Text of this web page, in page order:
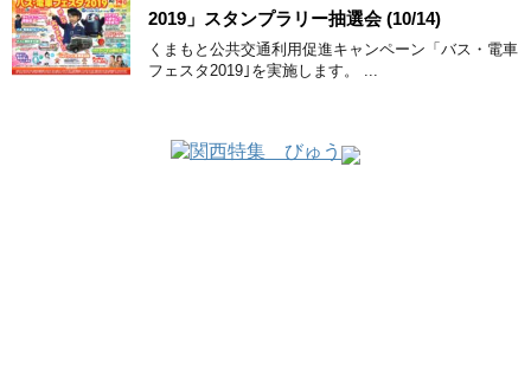
2019」スタンプラリー抽選会 (10/14)
くまもと公共交通利用促進キャンペーン「バス・電車
フェスタ2019｣を実施します。 ...